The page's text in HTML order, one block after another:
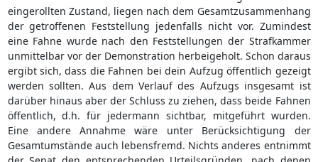
eingerollten Zustand, liegen nach dem Gesamtzusammenhang
der getroffenen Feststellung jedenfalls nicht vor. Zumindest
eine Fahne wurde nach den Feststellungen der Strafkammer
unmittelbar vor der Demonstration herbeigeholt. Schon daraus
ergibt sich, dass die Fahnen bei dein Aufzug öffentlich gezeigt
werden sollten. Aus dem Verlauf des Aufzugs insgesamt ist
darüber hinaus aber der Schluss zu ziehen, dass beide Fahnen
öffentlich, d.h. für jedermann sichtbar, mitgeführt wurden.
Eine andere Annahme wäre unter Berücksichtigung der
Gesamtumstände auch lebensfremd. Nichts anderes entnimmt